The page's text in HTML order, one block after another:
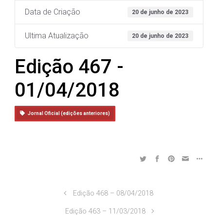
Data de Criação 20 de junho de 2023
Ultima Atualização 20 de junho de 2023
Edição 467 -
01/04/2018
Jornal Oficial (edições anteriores)
Edição 468 – 08/04/2018
Edição 463 – 11/03/2018